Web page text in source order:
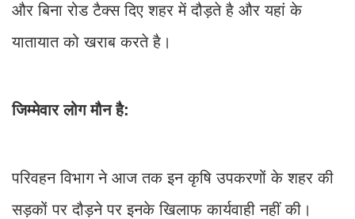
और बिना रोड टैक्स दिए शहर में दौड़ते है और यहां के
यातायात को खराब करते है।
जिम्मेवार लोग मौन है:
परिवहन विभाग ने आज तक इन कृषि उपकरणों के शहर की
सड़कों पर दौड़ने पर इनके खिलाफ कार्यवाही नहीं की।